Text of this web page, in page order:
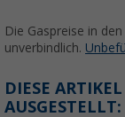
Die Gaspreise in
unverbindlich.
DIESE
AUSGESTELLT: